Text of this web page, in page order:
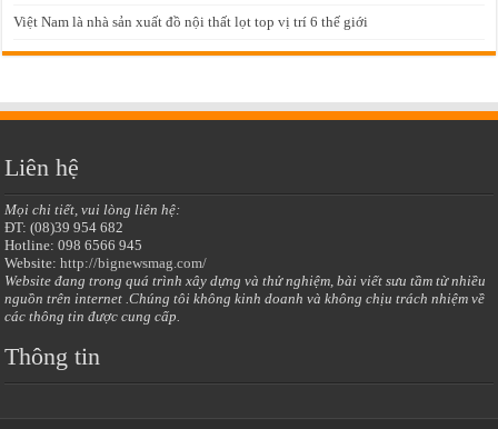
Việt Nam là nhà sản xuất đồ nội thất lọt top vị trí 6 thế giới
Liên hệ
Mọi chi tiết, vui lòng liên hệ:
ĐT: (08)39 954 682
Hotline: 098 6566 945
Website:http://bignewsmag.com/
Website đang trong quá trình xây dựng và thử nghiệm, bài viết sưu tầm từ nhiều
nguồn trên internet .Chúng tôi không kinh doanh và không chịu trách nhiệm về
các thông tin được cung cấp.
Thông tin